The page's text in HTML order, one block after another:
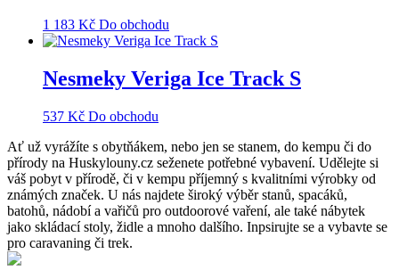
1 183 Kč Do obchodu
Nesmeky Veriga Ice Track S
537 Kč Do obchodu
Ať už vyrážíte s obytňákem, nebo jen se stanem, do kempu či do
přírody na Huskylouny.cz seženete potřebné vybavení. Udělejte si
váš pobyt v přírodě, či v kempu příjemný s kvalitními výrobky od
známých značek. U nás najdete široký výběr stanů, spacáků,
batohů, nádobí a vařičů pro outdoorové vaření, ale také nábytek
jako skládací stoly, židle a mnoho dalšího. Inpsirujte se a vybavte se
pro caravaning či trek.